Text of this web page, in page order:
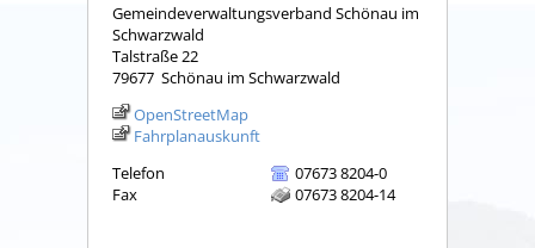
Gemeindeverwaltungsverband Schönau im
Schwarzwald
Talstraße 22
79677 Schönau im Schwarzwald
OpenStreetMap
Fahrplanauskunft
Telefon
07673 8204-0
Fax
07673 8204-14